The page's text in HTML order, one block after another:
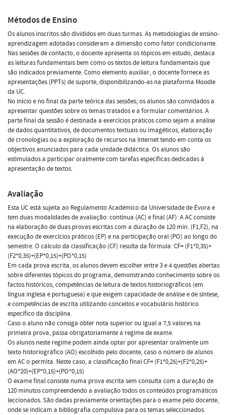
Métodos de Ensino
Os alunos inscritos são divididos em duas turmas. As metodologias de ensino-
aprendizagem adotadas consideram a dimensão como fator condicionante.
Nas sessões de contacto, o docente apresenta os tópicos em estudo, destaca
as leituras fundamentais bem como os textos de leitura fundamentais que
são indicados previamente. Como elemento auxiliar, o docente fornece as
apresentações (PPTs) de suporte, disponibilizando-as na plataforma Moodle
da UC.
No início e no final da parte teórica das sessões, os alunos são convidados a
apresentar questões sobre os temas tratados e a formular comentários. A
parte final da sessão é destinada a exercícios práticos como sejam a análise
de dados quantitativos, de documentos textuais ou imagéticos, elaboração
de cronologias ou a exploração de recursos na Internet tendo em conta os
objectivos anunciados para cada unidade didáctica. Os alunos são
estimulados a participar oralmente com tarefas específicas dedicadas à
apresentação de textos.
Avaliação
Esta UC está sujeita ao Regulamento Académico da Universidade de Évora e
tem duas modalidades de avaliação: contínua (AC) e final (AF). A AC consiste
na elaboração de duas provas escritas com a duração de 120 min. (F1,F2), na
execução de exercícios práticos (EP) e na participação oral (PO) ao longo do
semestre. O cálculo da classificação (CF) resulta da fórmula: CF= (F1*0,35)+
(F2*0,35)+(EP*0,15)+(PO*0,15)
Em cada prova escrita, os alunos devem escolher entre 3 e 4 questões abertas
sobre diferentes tópicos do programa, demonstrando conhecimento sobre os
factos históricos, competências de leitura de textos historiográficos (em
língua inglesa e portuguesa) e que exigem capacidade de análise e de síntese,
e competências de escrita utilizando conceitos e vocabulário histórico
específico da disciplina.
Caso o aluno não consiga obter nota superior ou igual a 7,5 valores na
primeira prova, passa obrigatoriamente a regime de exame.
Os alunos neste regime podem ainda optar por apresentar oralmente um
texto historiográfico (AO) escolhido pelo docente, caso o número de alunos
em AC o permita. Neste caso, a classificação final CF= (F1*0,25)+(F2*0,25)+
(AO*20)+(EP*0,15)+(PO*0,15)
O exame final consiste numa prova escrita sem consulta com a duração de
120 minutos compreendendo a avaliação todos os conteúdos programáticos
leccionados. São dadas previamente orientações para o exame pelo docente,
onde se indicam a bibliografia compulsiva para os temas seleccionados.